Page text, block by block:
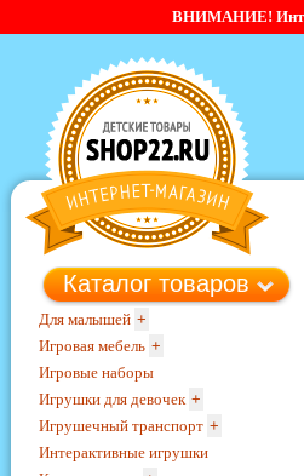
ВНИМАНИЕ!
Каталог товаров
Для малышей +
Игровая мебель +
Игровые наборы
Игрушки для девочек +
Игрушечный транспорт +
Интерактивные игрушки